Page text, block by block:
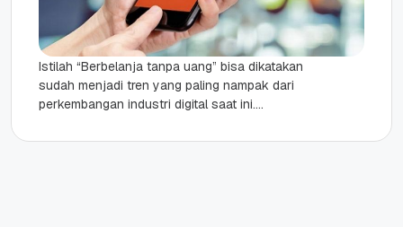
Istilah “Berbelanja tanpa uang” bisa dikatakan
sudah menjadi tren yang paling nampak dari
perkembangan industri digital saat ini.
payment telah...